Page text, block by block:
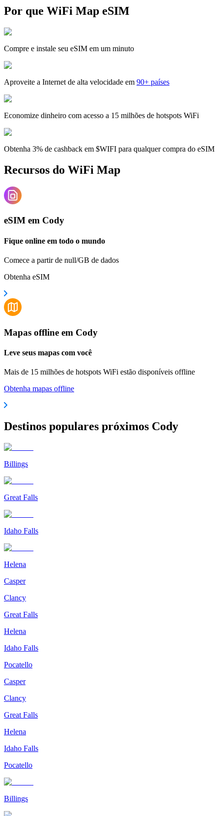
Por que WiFi Map eSIM
Compre e instale seu eSIM em um minuto
Aproveite a Internet de alta velocidade em 90+ países
Economize dinheiro com acesso a 15 milhões de hotspots WiFi
Obtenha 3% de cashback em $WIFI para qualquer compra do eSIM
Recursos do WiFi Map
eSIM em Cody
Fique online em todo o mundo
Comece a partir de null/GB de dados
Obtenha eSIM
Mapas offline em Cody
Leve seus mapas com você
Mais de 15 milhões de hotspots WiFi estão disponíveis offline
Obtenha mapas offline
Destinos populares próximos Cody
Billings
Great Falls
Idaho Falls
Helena
Casper
Clancy
Great Falls
Helena
Idaho Falls
Pocatello
Casper
Clancy
Great Falls
Helena
Idaho Falls
Pocatello
Billings